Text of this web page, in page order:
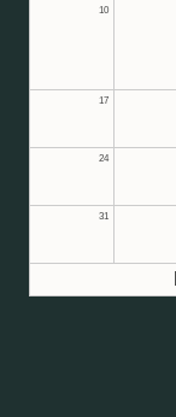
10
17
24
31